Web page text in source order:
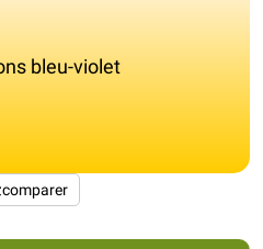
bleu-violet
comparer